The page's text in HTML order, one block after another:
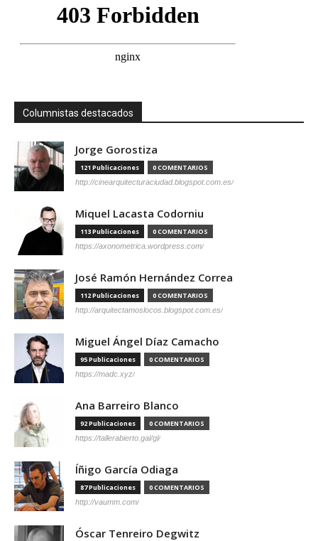
Columnistas destacados
Jorge Gorostiza
121 Publicaciones 0 COMENTARIOS
http://cinearquitecturaciudad.blogspot.com.es/
Miquel Lacasta Codorniu
113 Publicaciones 0 COMENTARIOS
https://axonometrica.wordpress.com/
José Ramón Hernández Correa
112 Publicaciones 0 COMENTARIOS
http://arquitectamoslocos.blogspot.com.es/
Miguel Ángel Díaz Camacho
95 Publicaciones 0 COMENTARIOS
https://madc.xyz/
Ana Barreiro Blanco
92 Publicaciones 0 COMENTARIOS
https://tallerabierto.gal/gl/
Íñigo García Odiaga
87 Publicaciones 0 COMENTARIOS
http://vaumm.com/
Óscar Tenreiro Degwitz